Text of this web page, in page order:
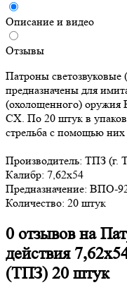
Описание и видео
Отзывы
Патроны
предназначены для
(охолощенного)
СХ. По 20 штук в
стрельба с помощью
Производитель: ТПЗ (г.
Калибр: 7,62x54
Предназначение:
Количество: 20 штук
0 отзывов на
действия
(ТПЗ) 20 штук